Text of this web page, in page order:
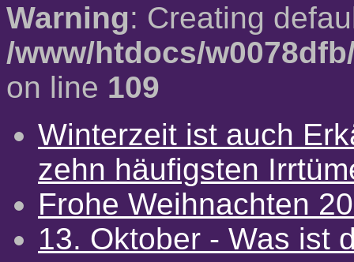
Warning: Creating
/www/htdocs/
on line 109
Winterzeit ist auch
zehn häufigsten
Frohe Weihnachten
13. Oktober - Was ist